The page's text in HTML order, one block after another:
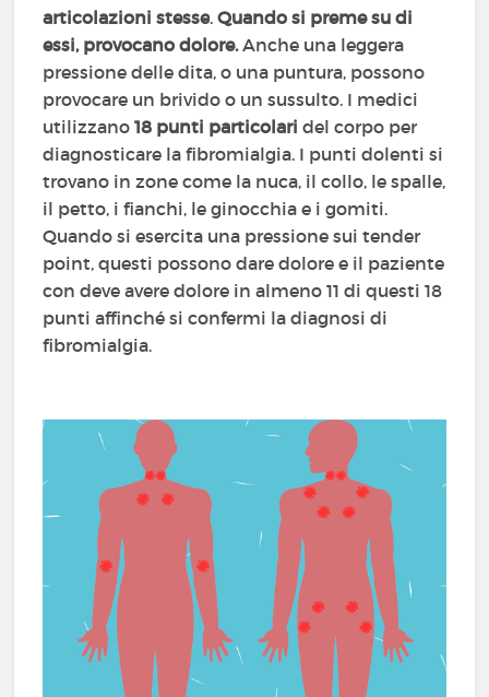
articolazioni stesse.Quando si preme su di
essi, provocano dolore.Anche una leggera
pressione delle dita, o una puntura, possono
provocare un brivido o un sussulto. I medici
utilizzano18 punti particolaridel corpo per
diagnosticare la fibromialgia. I punti dolenti si
trovano in zone come la nuca, il collo, le spalle,
il petto, i fianchi, le ginocchia e i gomiti.
Quando si esercita una pressione sui tender
point, questi possono dare dolore e il paziente
con deve avere dolore in almeno 11 di questi 18
punti affinché si confermi la diagnosi di
fibromialgia.